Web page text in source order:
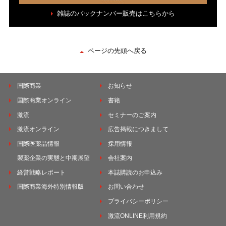
雑誌のバックナンバー販売はこちらから
ページの先頭へ戻る
国際商業
国際商業オンライン
激流
激流オンライン
国際医薬品情報
製薬企業の実態と中期展望
経営戦略レポート
国際商業海外特別情報版
お知らせ
書籍
セミナーのご案内
広告掲載につきまして
採用情報
会社案内
本誌購読のお申込み
お問い合わせ
プライバシーポリシー
激流ONLINE利用規約